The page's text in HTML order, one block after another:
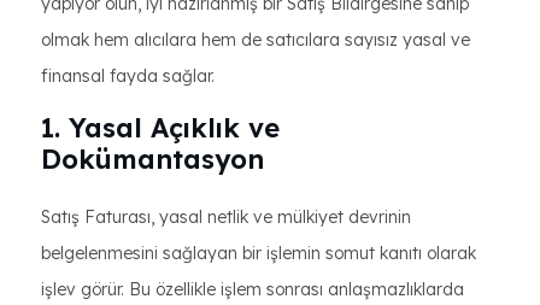
olmak hem alıcılara hem de satıcılara sayısız yasal ve
finansal fayda sağlar.
1. Yasal Açıklık ve
Dokümantasyon
Satış Faturası, yasal netlik ve mülkiyet devrinin
belgelenmesini sağlayan bir işlemin somut kanıtı olarak
işlev görür. Bu özellikle işlem sonrası anlaşmazlıklarda